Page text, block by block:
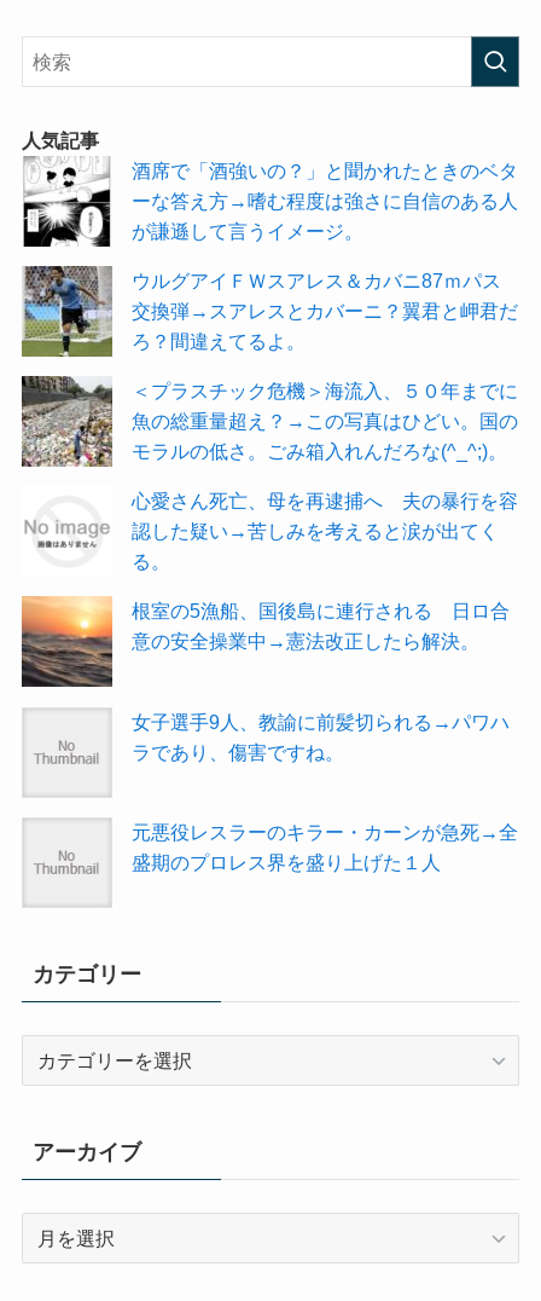
人気記事
酒席で「酒強いの？」と聞かれたときのベタ
ーな答え方→嗜む程度は強さに自信のある人
が謙遜して言うイメージ。
ウルグアイＦＷスアレス＆カバニ87ｍパス
交換弾→スアレスとカバーニ？翼君と岬君だ
ろ？間違えてるよ。
＜プラスチック危機＞海流入、５０年までに
魚の総重量超え？→この写真はひどい。国の
モラルの低さ。ごみ箱入れんだろな(^_^;)。
心愛さん死亡、母を再逮捕へ 夫の暴行を容
認した疑い→苦しみを考えると涙が出てく
る。
根室の5漁船、国後島に連行される 日ロ合
意の安全操業中→憲法改正したら解決。
女子選手9人、教諭に前髪切られる→パワハ
ラであり、傷害ですね。
元悪役レスラーのキラー・カーンが急死→全
盛期のプロレス界を盛り上げた１人
カテゴリー
リ
ー
アーカイブ